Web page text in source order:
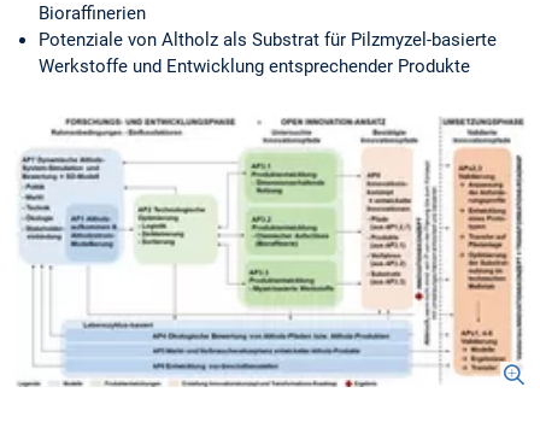
Bioraffinerien
Potenziale von Altholz als Substrat für Pilzmyzel-basierte
Werkstoffe und Entwicklung entsprechender Produkte